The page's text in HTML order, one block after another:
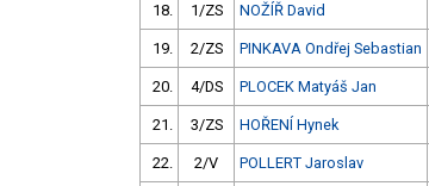
18. 1/ZS NOŽÍŘ David
19. 2/ZS PINKAVA Ondřej Sebastian
20. 4/DS PLOCEK Matyáš Jan
21. 3/ZS HOŘENÍ Hynek
22. 2/V POLLERT Jaroslav